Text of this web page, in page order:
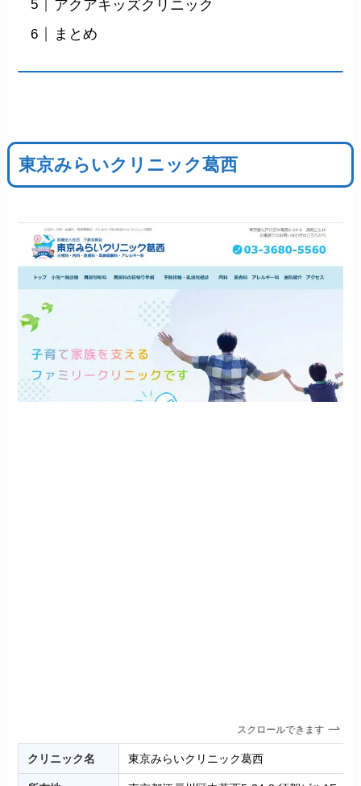
アクアキッズクリニック
まとめ
東京みらいクリニック葛西
スクロールできます
クリニック名 東京みらいクリニック葛西